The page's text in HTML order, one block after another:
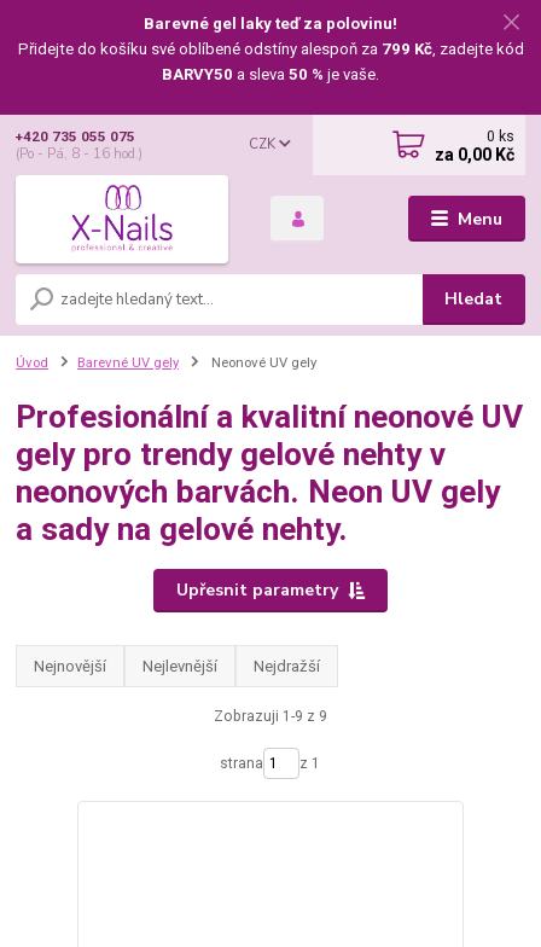
Barevné gel laky teď za polovinu!
Přidejte do košíku své oblíbené odstíny alespoň za 799 Kč, zadejte kód
BARVY50 a sleva 50 % je vaše.
Menu
CZK
Hledat
+420 735 055 075
(Po - Pá, 8 - 16 hod.)
0 ks
za 0,00 Kč
Úvod Barevné UV gely Neonové UV gely
Profesionální a kvalitní neonové UV
gely pro trendy gelové nehty v
neonových barvách. Neon UV gely
a sady na gelové nehty.
Upřesnit parametry
Nejnovější Nejlevnější Nejdražší
Zobrazuji 1-9 z 9
strana z 1